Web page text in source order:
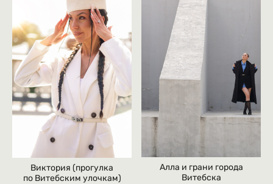
Виктория (прогулка
по Витебским улочкам)
Алла и грани города
Витебска